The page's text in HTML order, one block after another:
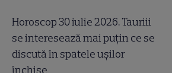
Horoscop 30 iulie 2026. Tauriii
se interesează mai puțin ce se
discută în spatele ușilor
închise